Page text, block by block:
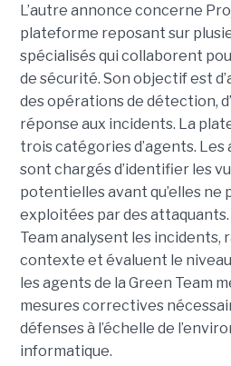
L’autre annonce concerne
plateforme reposant sur
spécialisés qui collaborent
de sécurité. Son objectif est
des opérations de détection,
réponse aux incidents. La
trois catégories d’agents. Les
sont chargés d’identifier les
potentielles avant qu’elles ne
exploitées par des attaquants.
Team analysent les incidents,
contexte et évaluent le
les agents de la Green Team
mesures correctives
défenses à l’échelle de
informatique.